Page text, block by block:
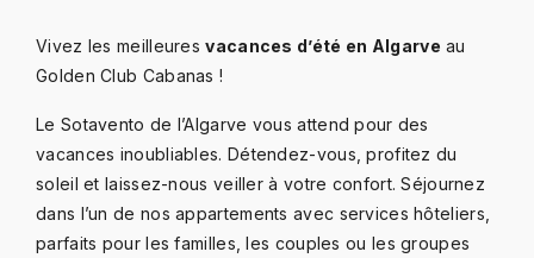
Vivez les meilleuresvacances d’été en Algarve au
Golden Club Cabanas !
Le Sotavento de l’Algarve vous attend pour des
vacances inoubliables. Détendez-vous, profitez du
soleil et laissez-nous veiller à votre confort. Séjournez
dans l’un de nos appartements avec services hôteliers,
parfaits pour les familles, les couples ou les groupes